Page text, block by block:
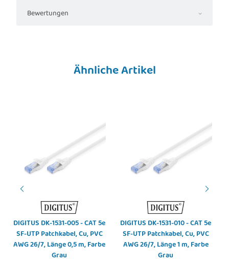
Bewertungen
Ähnliche Artikel
DIGITUS DK-1531-005 - CAT 5e
SF-UTP Patchkabel, Cu, PVC
AWG 26/7, Länge 0,5 m, Farbe
Grau
DIGITUS DK-1531-010 - CAT 5e
SF-UTP Patchkabel, Cu, PVC
AWG 26/7, Länge 1 m, Farbe
Grau